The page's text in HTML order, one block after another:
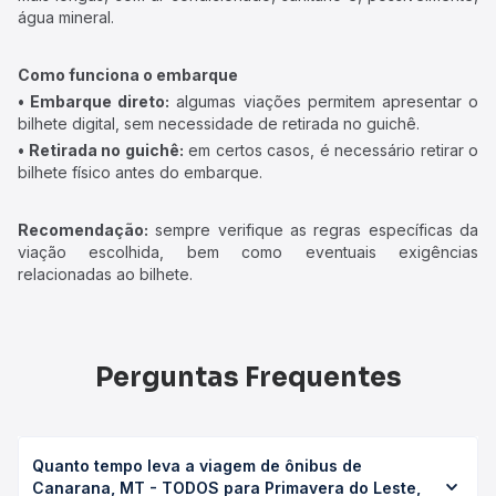
água mineral.
Como funciona o embarque
• Embarque direto: algumas viações permitem apresentar o
bilhete digital, sem necessidade de retirada no guichê.
• Retirada no guichê: em certos casos, é necessário retirar o
bilhete físico antes do embarque.
Recomendação: sempre verifique as regras específicas da
viação escolhida, bem como eventuais exigências
relacionadas ao bilhete.
Perguntas Frequentes
Quanto tempo leva a viagem de ônibus de
Canarana, MT - TODOS para Primavera do Leste,